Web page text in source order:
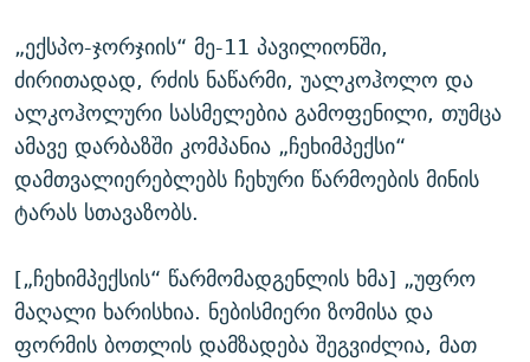
„ექსპო-ჯორჯიის“ მე-11 პავილიონში,
ძირითადად, რძის ნაწარმი, უალკოჰოლო და
ალკოჰოლური სასმელებია გამოფენილი, თუმცა
ამავე დარბაზში კომპანია „ჩეხიმპექსი“
დამთვალიერებლებს ჩეხური წარმოების მინის
ტარას სთავაზობს.
[„ჩეხიმპექსის“ წარმომადგენლის ხმა] „უფრო
მაღალი ხარისხია. ნებისმიერი ზომისა და
ფორმის ბოთლის დამზადება შეგვიძლია, მათ